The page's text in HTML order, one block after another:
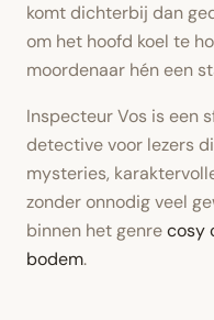
komt dichterbij dan
om het hoofd koel te
moordenaar hén een
Inspecteur Vos is een
detective voor lezers
mysteries,
zonder onnodig veel
binnen het genrecosy
bodem.